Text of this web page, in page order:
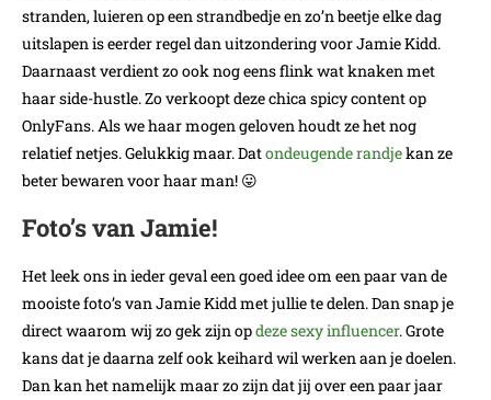
stranden, luieren op een strandbedje en zo’n beetje elke dag
uitslapen is eerder regel dan uitzondering voor Jamie Kidd.
Daarnaast verdient zo ook nog eens flink wat knaken met
haar side-hustle. Zo verkoopt deze chica spicy content op
OnlyFans. Als we haar mogen geloven houdt ze het nog
relatief netjes. Gelukkig maar. Datondeugende randjekan ze
beter bewaren voor haar man! 😛
Foto’s van Jamie!
Het leek ons in ieder geval een goed idee om een paar van de
mooiste foto’s van Jamie Kidd met jullie te delen. Dan snap je
direct waarom wij zo gek zijn opdeze sexy influencer. Grote
kans dat je daarna zelf ook keihard wil werken aan je doelen.
Dan kan het namelijk maar zo zijn dat jij over een paar jaar